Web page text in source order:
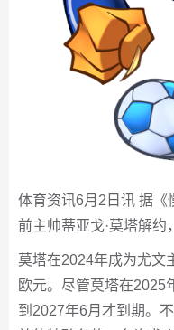
体育资讯6月2日讯 据《
前主帅蒂亚戈·莫塔解约
莫塔在2024年成为尤文
欧元。尽管莫塔在2025
到2027年6月才到期。